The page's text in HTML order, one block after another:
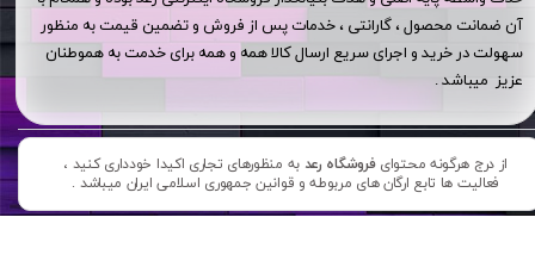
آن ضمانت محصول ، گارانتی ، خدمات پس از فروش و تضمین قیمت به منظور
سهولت در خرید و اجرای سریع ارسال کالا همه و همه برای خدمت به هموطنان
عزیز میباشد .
از درج هرگونه محتوایفروشگاه رعد به منظورهای تجاری اکیدا خودداری کنید ،
فعالیت ها تابع ارگان های مربوطه و قوانین جمهوری اسلامی ایران میباشد .​​​​​​​